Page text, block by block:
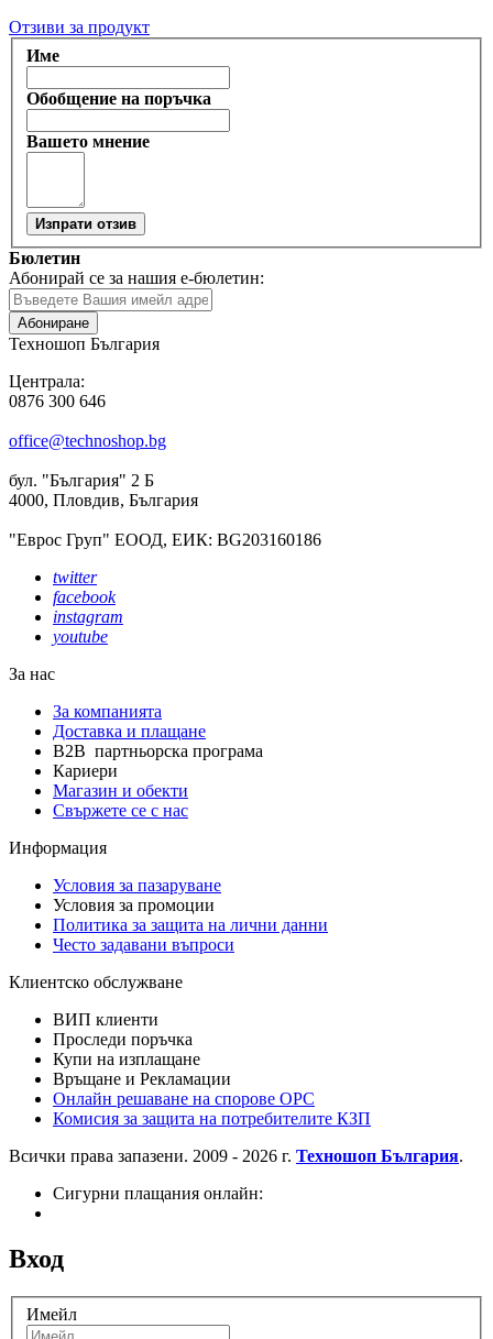
Отзиви за продукт
Име
Обобщение на поръчка
Вашето мнение
Изпрати отзив
Бюлетин
Абонирай се за нашия е-бюлетин:
Абониране
Техношоп България
Централа:
0876 300 646
office@technoshop.bg
бул. "България" 2 Б
4000, Пловдив, България
"Еврос Груп" ЕООД, ЕИК: BG203160186
twitter
facebook
instagram
youtube
За нас
За компанията
Доставка и плащане
B2B партньорска програма
Кариери
Магазин и обекти
Свържете се с нас
Информация
Условия за пазаруване
Условия за промоции
Политика за защита на лични данни
Често задавани въпроси
Клиентско обслужване
ВИП клиенти
Проследи поръчка
Купи на изплащане
Връщане и Рекламации
Онлайн решаване на спорове OPC
Комисия за защита на потребителите КЗП
Всички права запазени. 2009 - 2026 г. Техношоп България.
Сигурни плащания онлайн:
Вход
Имейл